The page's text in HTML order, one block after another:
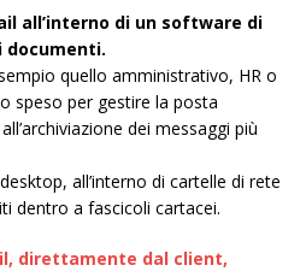
all’interno di un software di
quello amministrativo, HR o
speso per gestire la posta
dei messaggi più
all’interno di cartelle di rete
dentro a fascicoli cartacei.
direttamente dal client,